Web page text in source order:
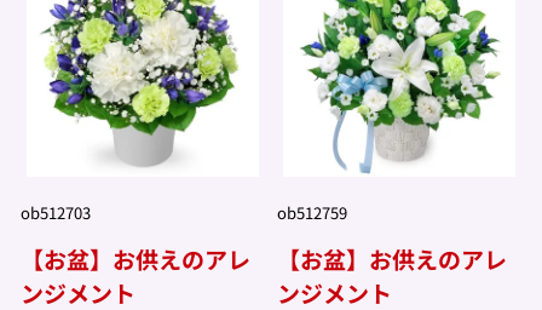
ob512703
【お盆】お供えのアレ
ンジメント
ob512759
【お盆】お供えのアレ
ンジメント